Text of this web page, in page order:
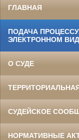
ГЛАВНАЯ
ПОДАЧА
ЭЛЕКТРОННОМ
О СУДЕ
СУДЕЙСКОЕ
НОРМАТИВНЫЕ